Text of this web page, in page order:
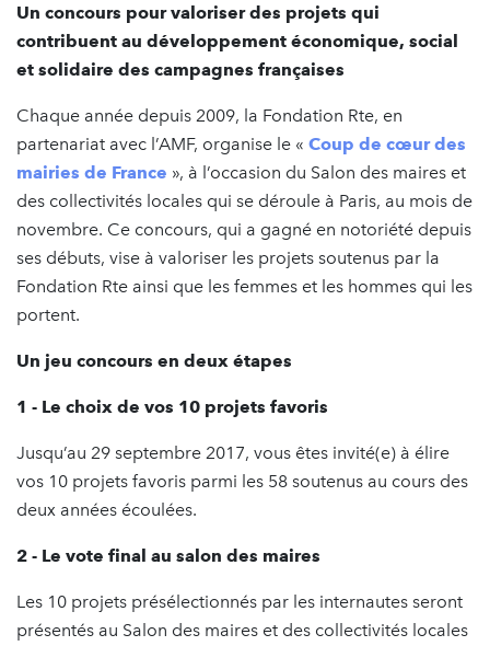
Un concours pour valoriser des projets qui
contribuent au développement économique, social
et solidaire des campagnes françaises
Chaque année depuis 2009, la Fondation Rte, en
partenariat avec l’AMF, organise le « Coup de cœur des
mairies de France », à l’occasion du Salon des maires et
des collectivités locales qui se déroule à Paris, au mois de
novembre. Ce concours, qui a gagné en notoriété depuis
ses débuts, vise à valoriser les projets soutenus par la
Fondation Rte ainsi que les femmes et les hommes qui les
portent.
Un jeu concours en deux étapes
1 - Le choix de vos 10 projets favoris
Jusqu’au 29 septembre 2017, vous êtes invité(e) à élire
vos 10 projets favoris parmi les 58 soutenus au cours des
deux années écoulées.
2 - Le vote final au salon des maires
Les 10 projets présélectionnés par les internautes seront
présentés au Salon des maires et des collectivités locales